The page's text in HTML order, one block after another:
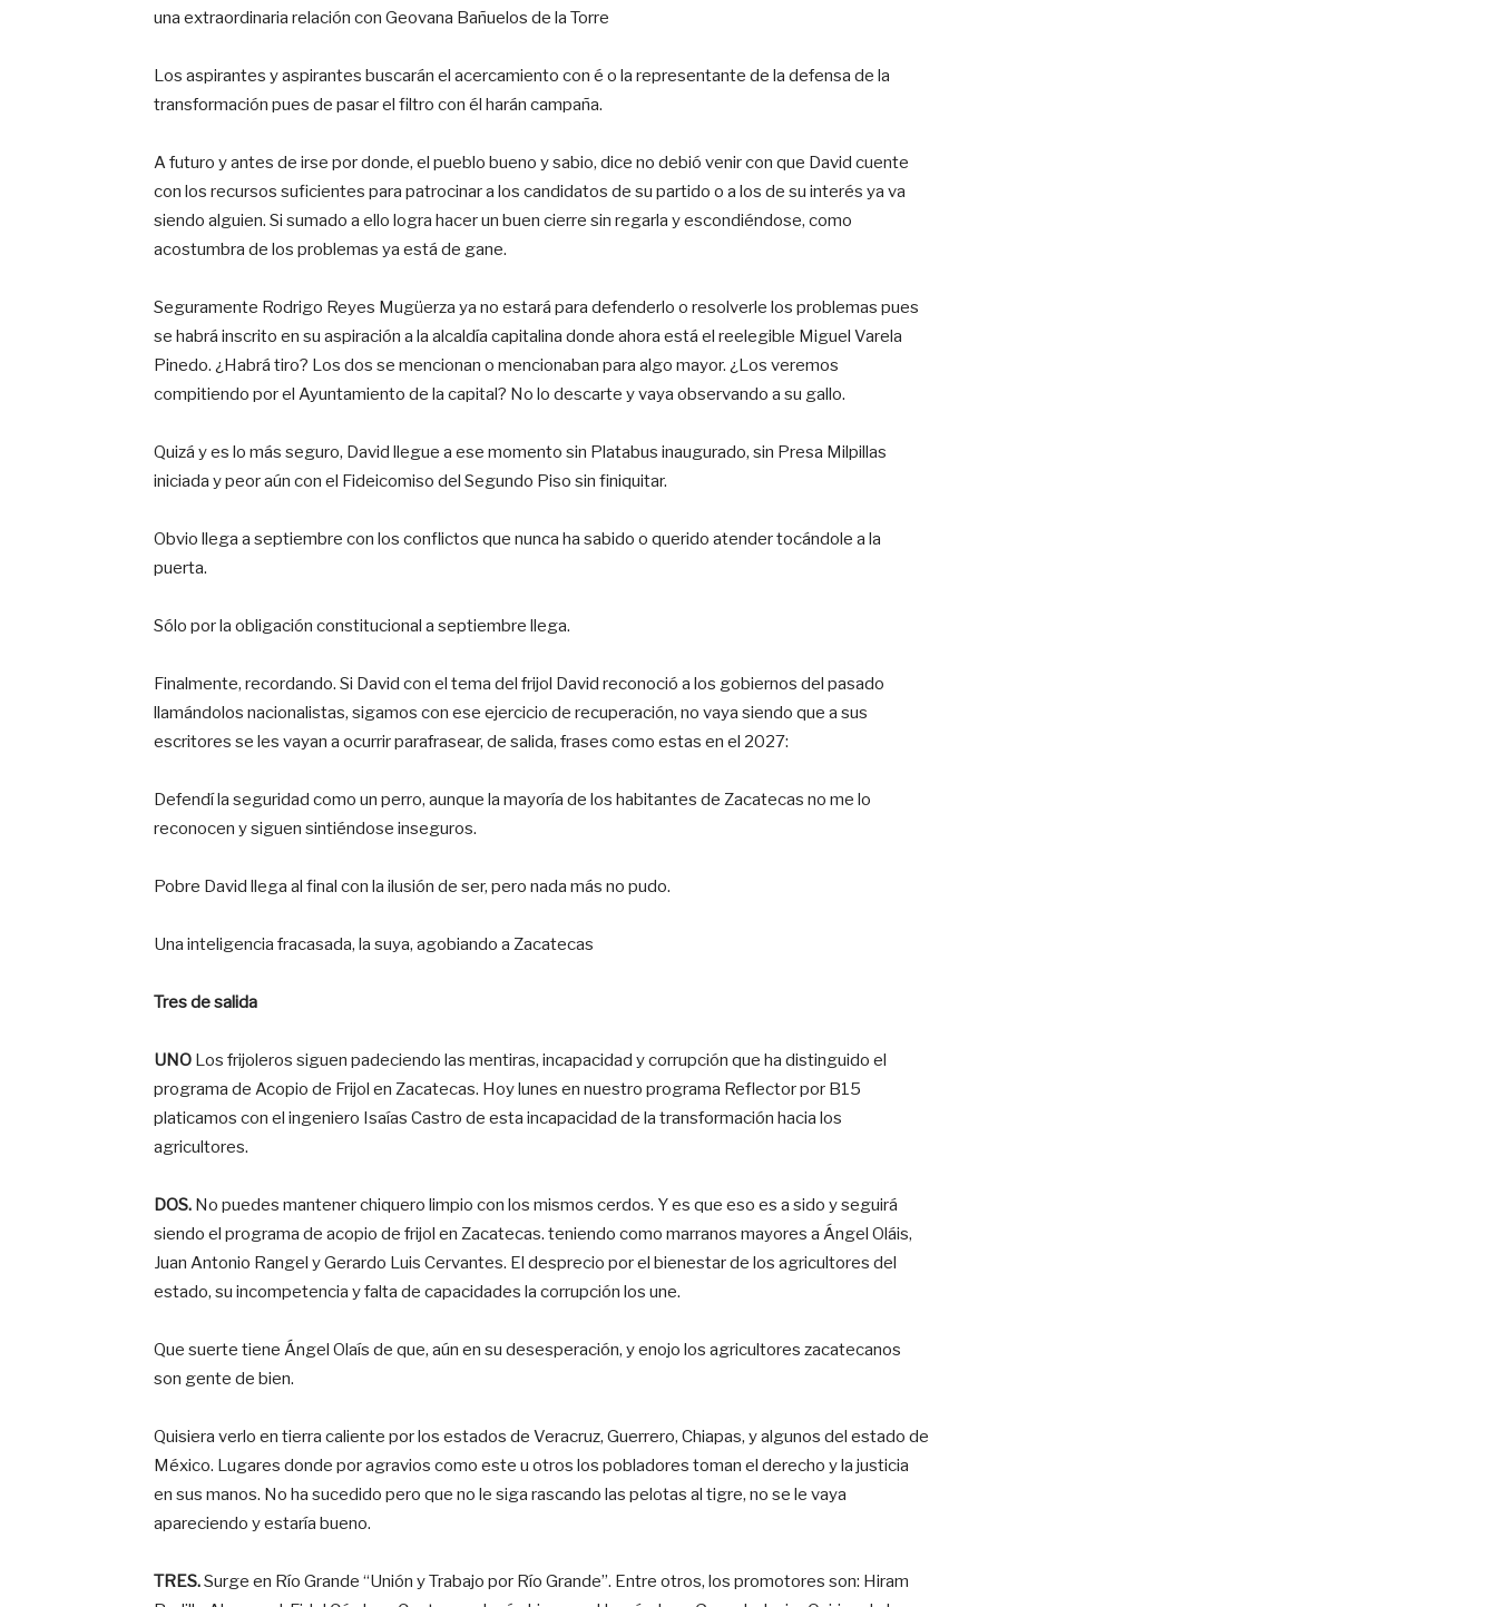
una extraordinaria relación con Geovana Bañuelos de la Torre
Los aspirantes y aspirantes buscarán el acercamiento con é o la representante de la defensa de la
transformación pues de pasar el filtro con él harán campaña.
A futuro y antes de irse por donde, el pueblo bueno y sabio, dice no debió venir con que David cuente
con los recursos suficientes para patrocinar a los candidatos de su partido o a los de su interés ya va
siendo alguien. Si sumado a ello logra hacer un buen cierre sin regarla y escondiéndose, como
acostumbra de los problemas ya está de gane.
Seguramente Rodrigo Reyes Mugüerza ya no estará para defenderlo o resolverle los problemas pues
se habrá inscrito en su aspiración a la alcaldía capitalina donde ahora está el reelegible Miguel Varela
Pinedo. ¿Habrá tiro? Los dos se mencionan o mencionaban para algo mayor. ¿Los veremos
compitiendo por el Ayuntamiento de la capital? No lo descarte y vaya observando a su gallo.
Quizá y es lo más seguro, David llegue a ese momento sin Platabus inaugurado, sin Presa Milpillas
iniciada y peor aún con el Fideicomiso del Segundo Piso sin finiquitar.
Obvio llega a septiembre con los conflictos que nunca ha sabido o querido atender tocándole a la
puerta.
Sólo por la obligación constitucional a septiembre llega.
Finalmente, recordando. Si David con el tema del frijol David reconoció a los gobiernos del pasado
llamándolos nacionalistas, sigamos con ese ejercicio de recuperación, no vaya siendo que a sus
escritores se les vayan a ocurrir parafrasear, de salida, frases como estas en el 2027:
Defendí la seguridad como un perro, aunque la mayoría de los habitantes de Zacatecas no me lo
reconocen y siguen sintiéndose inseguros.
Pobre David llega al final con la ilusión de ser, pero nada más no pudo.
Una inteligencia fracasada, la suya, agobiando a Zacatecas
Tres de salida
UNO Los frijoleros siguen padeciendo las mentiras, incapacidad y corrupción que ha distinguido el
programa de Acopio de Frijol en Zacatecas. Hoy lunes en nuestro programa Reflector por B15
platicamos con el ingeniero Isaías Castro de esta incapacidad de la transformación hacia los
agricultores.
DOS. No puedes mantener chiquero limpio con los mismos cerdos. Y es que eso es a sido y seguirá
siendo el programa de acopio de frijol en Zacatecas. teniendo como marranos mayores a Ángel Oláis,
Juan Antonio Rangel y Gerardo Luis Cervantes. El desprecio por el bienestar de los agricultores del
estado, su incompetencia y falta de capacidades la corrupción los une.
Que suerte tiene Ángel Olaís de que, aún en su desesperación, y enojo los agricultores zacatecanos
son gente de bien.
Quisiera verlo en tierra caliente por los estados de Veracruz, Guerrero, Chiapas, y algunos del estado de
México. Lugares donde por agravios como este u otros los pobladores toman el derecho y la justicia
en sus manos. No ha sucedido pero que no le siga rascando las pelotas al tigre, no se le vaya
apareciendo y estaría bueno.
TRES.Surge en Río Grande “Unión y Trabajo por Río Grande”. Entre otros, los promotores son: Hiram